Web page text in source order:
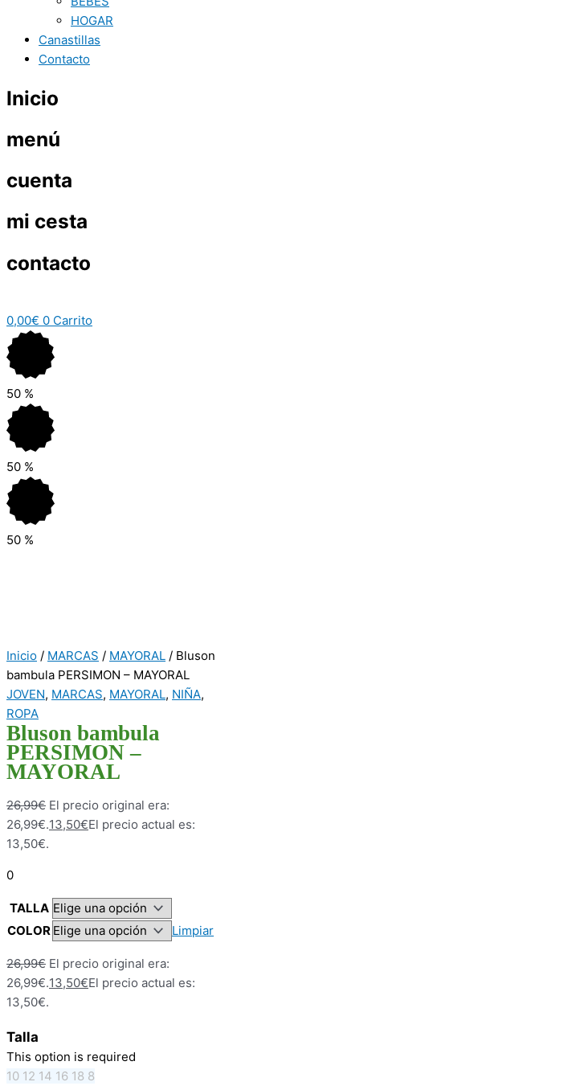
HOGAR
Canastillas
Contacto
Inicio
menú
cuenta
mi cesta
contacto
0,00€ 0 Carrito
50 %
50 %
50 %
Inicio / MARCAS / MAYORAL / Bluson
bambula PERSIMON – MAYORAL
JOVEN, MARCAS, MAYORAL, NIÑA,
ROPA
Bluson bambula
PERSIMON –
MAYORAL
26,99€ El precio original era:
26,99€.13,50€El precio actual es:
13,50€.
0
TALLA
COLOR
Limpiar
26,99€ El precio original era:
26,99€.13,50€El precio actual es:
13,50€.
Talla
This option is required
10 12 14 16 18 8